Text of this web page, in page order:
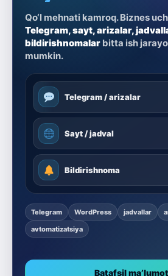
Qo‘l mehnati kamroq. Biznes
Telegram, sayt, arizalar,
bildirishnomalar bitta ish
mumkin.
Telegram / arizalar
Sayt / jadval
Bildirishnoma
Telegram WordPress jadvallar
avtomatizatsiya
Batafsil